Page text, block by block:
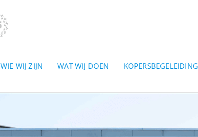
WIE WIJ ZIJN WAT WIJ DOEN KOPERSBEGELEIDING